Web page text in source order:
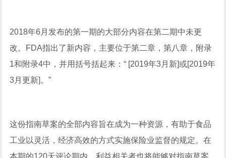
2018年6月发布的第一期的大部分内容在第二期中未更
改。FDA指出了新内容，主要位于第二章，第八章，附录
1和附录4中，并用括号括起来：“ [2019年3月新]或[2019年
3月更新]。”
这份指南草案的全部内容旨在成为一种资源，有助于食品
工业以灵活，经济高效的方式实施保险业监督的规定。在
本期的120天评论期内，利益相关者也将能够对指南草案